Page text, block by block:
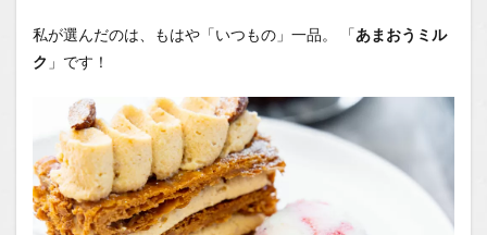
私が選んだのは、もはや「いつもの」一品。 「あまおうミル
ク 」です！